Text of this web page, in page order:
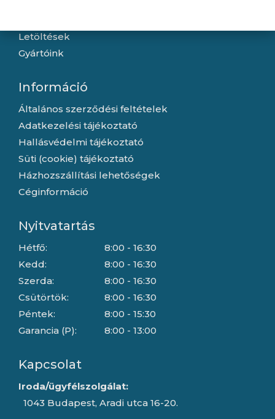
Letöltések
Gyártóink
Információ
Általános szerződési feltételek
Adatkezelési tájékoztató
Hallásvédelmi tájékoztató
Süti (cookie) tájékoztató
Házhozszállítási lehetőségek
Céginformáció
Nyitvatartás
Hétfő:
Kedd:
Szerda:
Csütörtök:
Péntek:
Garancia (P):
8:00 - 16:30
8:00 - 16:30
8:00 - 16:30
8:00 - 16:30
8:00 - 15:30
8:00 - 13:00
Kapcsolat
Iroda/ügyfélszolgálat:
1043 Budapest, Aradi utca 16-20.